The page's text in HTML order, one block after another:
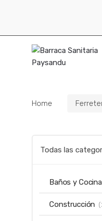
Home
Todas las
Baños y
Construcción